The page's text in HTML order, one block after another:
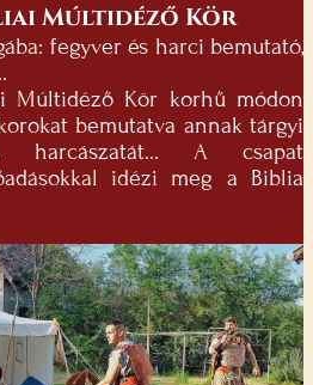
Múltidéző Kör
fegyver és harci bemutató,
Múltidéző Kör korhű módon
bemutatva annak tárgyi
harcászatát… A csapat
idézi meg a Biblia